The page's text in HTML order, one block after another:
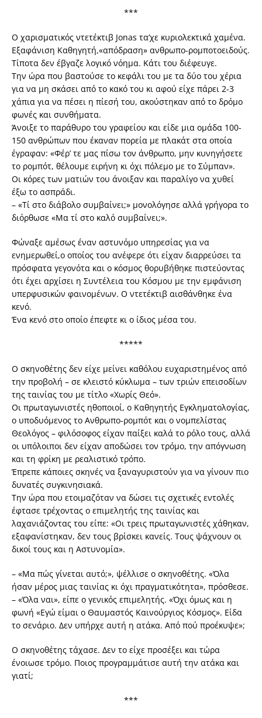
***
Ο χαρισματικός ντετέκτιβ Jonas τα’χε κυριολεκτικά χαμένα.
Εξαφάνιση Καθηγητή,«απόδραση» ανθρωπο-ρομποτοειδούς.
Τίποτα δεν έβγαζε λογικό νόημα. Κάτι του διέφευγε.
Την ώρα που βαστούσε το κεφάλι του με τα δύο του χέρια
για να μη σκάσει από το κακό του κι αφού είχε πάρει 2-3
χάπια για να πέσει η πίεσή του, ακούστηκαν από το δρόμο
φωνές και συνθήματα.
Άνοιξε το παράθυρο του γραφείου και είδε μια ομάδα 100-
150 ανθρώπων που έκαναν πορεία με πλακάτ στα οποία
έγραφαν: «Φέρ’ τε μας πίσω τον άνθρωπο, μην κυνηγήσετε
το ρομπότ, θέλουμε ειρήνη κι όχι πόλεμο με το Σύμπαν».
Οι κόρες των ματιών του άνοιξαν και παραλίγο να χυθεί
έξω το ασπράδι.
– «Τί στο διάβολο συμβαίνει;» μονολόγησε αλλά γρήγορα το
διόρθωσε «Μα τί στο καλό συμβαίνει;».
Φώναξε αμέσως έναν αστυνόμο υπηρεσίας για να
ενημερωθεί,ο οποίος του ανέφερε ότι είχαν διαρρεύσει τα
πρόσφατα γεγονότα και ο κόσμος θορυβήθηκε πιστεύοντας
ότι έχει αρχίσει η Συντέλεια του Κόσμου με την εμφάνιση
υπερφυσικών φαινομένων. Ο ντετέκτιβ αισθάνθηκε ένα
κενό.
Ένα κενό στο οποίο έπεφτε κι ο ίδιος μέσα του.
*****
Ο σκηνοθέτης δεν είχε μείνει καθόλου ευχαριστημένος από
την προβολή – σε κλειστό κύκλωμα – των τριών επεισοδίων
της ταινίας του με τίτλο «Χωρίς Θεό».
Οι πρωταγωνιστές ηθοποιοί, ο Καθηγητής Εγκληματολογίας,
ο υποδυόμενος το Ανθρωπο-ρομπότ και ο νομπελίστας
Θεολόγος – φιλόσοφος είχαν παίξει καλά το ρόλο τους, αλλά
οι υπόλοιποι δεν είχαν αποδώσει τον τρόμο, την απόγνωση
και τη φρίκη με ρεαλιστικό τρόπο.
Έπρεπε κάποιες σκηνές να ξαναγυριστούν για να γίνουν πιο
δυνατές συγκινησιακά.
Την ώρα που ετοιμαζόταν να δώσει τις σχετικές εντολές
έφτασε τρέχοντας ο επιμελητής της ταινίας και
λαχανιάζοντας του είπε: «Οι τρεις πρωταγωνιστές χάθηκαν,
εξαφανίστηκαν, δεν τους βρίσκει κανείς. Τους ψάχνουν οι
δικοί τους και η Αστυνομία».
– «Μα πώς γίνεται αυτό;», ψέλλισε ο σκηνοθέτης. «Όλα
ήσαν μέρος μιας ταινίας κι όχι πραγματικότητα», πρόσθεσε.
– «Όλα ναι», είπε ο γενικός επιμελητής. «Όχι όμως και η
φωνή «Εγώ είμαι ο Θαυμαστός Καινούργιος Κόσμος». Είδα
το σενάριο. Δεν υπήρχε αυτή η ατάκα. Από πού προέκυψε»;
Ο σκηνοθέτης τάχασε. Δεν το είχε προσέξει και τώρα
ένοιωσε τρόμο. Ποιος προγραμμάτισε αυτή την ατάκα και
γιατί;
***